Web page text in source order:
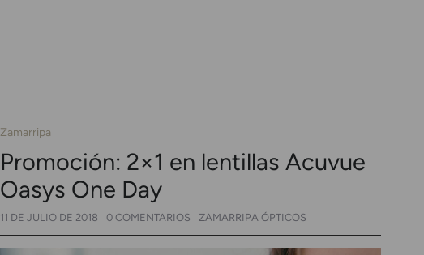
Zamarripa
Promoción: 2×1 en lentillas Acuvue
Oasys One Day
11 DE JULIO DE 2018 0 COMENTARIOS ZAMARRIPA ÓPTICOS